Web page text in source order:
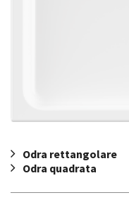
Odra rettangolare
Odra quadrata